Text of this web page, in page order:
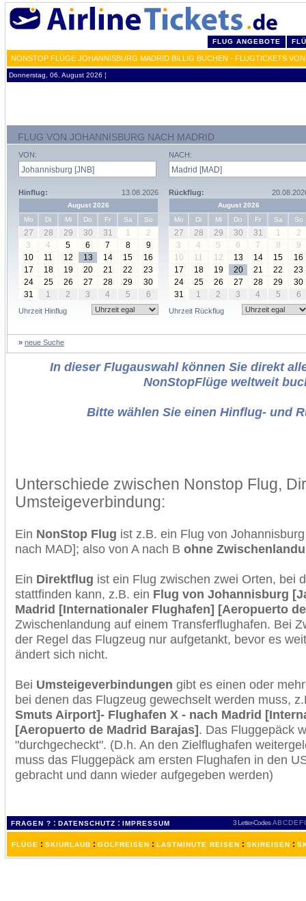
FLUG ANGEBOTE
NONSTOP FLÜGE JOHANNISBURG MADRID BILLIG BUCHEN - FLUGTICKETS
Donnerstag, 06. August 2026 ¦
FLUG VON JOHANNISBURG NACH MADRID
VON:
Hinflug: 13.08.2026
August 2026
Mo
Di Mi Do Fr Sa So
27 28 29 30 31 1
2
3
4 5 6 7 8
9
10
11 12 13 14 15
16
17
18 19 20 21 22
23
24
25 26 27 28 29
30
31
1 2 3 4 5 6
Uhrzeit Hinflug
NACH:
Rückflug:
August 2026
Mo
Di Mi Do Fr Sa So
27 28 29 30 31 1
2
3
4 5 6 7 8
9
10
11 12 13 14 15
16
17
18 19 20 21 22
23
24
25 26 27 28 29
30
31
1 2 3 4 5 6
Uhrzeit Rückflug
» neue Suche
In dieser Flugauswahl können Sie direkt
NonStopFlüge weltweit
Bitte wählen Sie einen Hinflug- und
Unterschiede zwischen Nonstop Flug,
Umsteigeverbindung:
Ein NonStop Flug ist z.B. ein Flug von
nach MAD]; also von A nach B ohne
Ein Direktflug ist ein Flug zwischen zwei Orten, bei
stattfinden kann, z.B. ein Flug von Johannisburg
Madrid [Internationaler Flughafen] [Aeropuerto
Zwischenlandung auf einem Transferflughafen. Bei
der Regel das Flugzeug nur aufgetankt, bevor es
ändert sich nicht.
Bei Umsteigeverbindungen gibt es einen oder
bei denen das Flugzeug gewechselt werden muss,
Smuts Airport]- Flughafen X - nach Madrid
[Aeropuerto de Madrid Barajas]. Das Fluggepäck
"durchgecheckt". (D.h. An den Zielflughafen
muss das Fluggepäck am ersten Flughafen in den
gebracht und dann wieder aufgegeben werden)
FRAGEN ? : DATENSCHUTZ : IMPRESSUM 3 Letter-Codes ABCDEF
FLÜGE : SKIURLAUB : GOLFREISEN : LASTMINUTE REISEN : SKIREISEN :